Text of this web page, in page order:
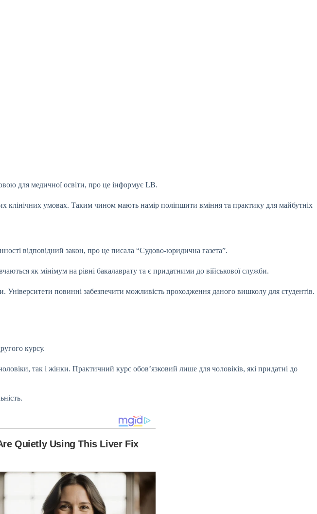
для медичної освіти, про це інформує LB.
клінічних умовах. Таким чином мають намір поліпшити вміння та практику для майбутніх
відповідний закон, про це писала “Судово-юридична газета”.
як мінімум на рівні бакалаврату та є придатними до військової служби.
повинні забезпечити можливість проходження даного вишколу для студентів.
курсу.
так і жінки. Практичний курс обов’язковий лише для чоловіків, які придатні до